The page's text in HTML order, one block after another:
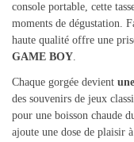
console portable, cette
moments de dégustation.
haute qualité offre une
GAME BOY.
Chaque gorgée devient
des souvenirs de jeux
pour une boisson chaude
ajoute une dose de plaisir